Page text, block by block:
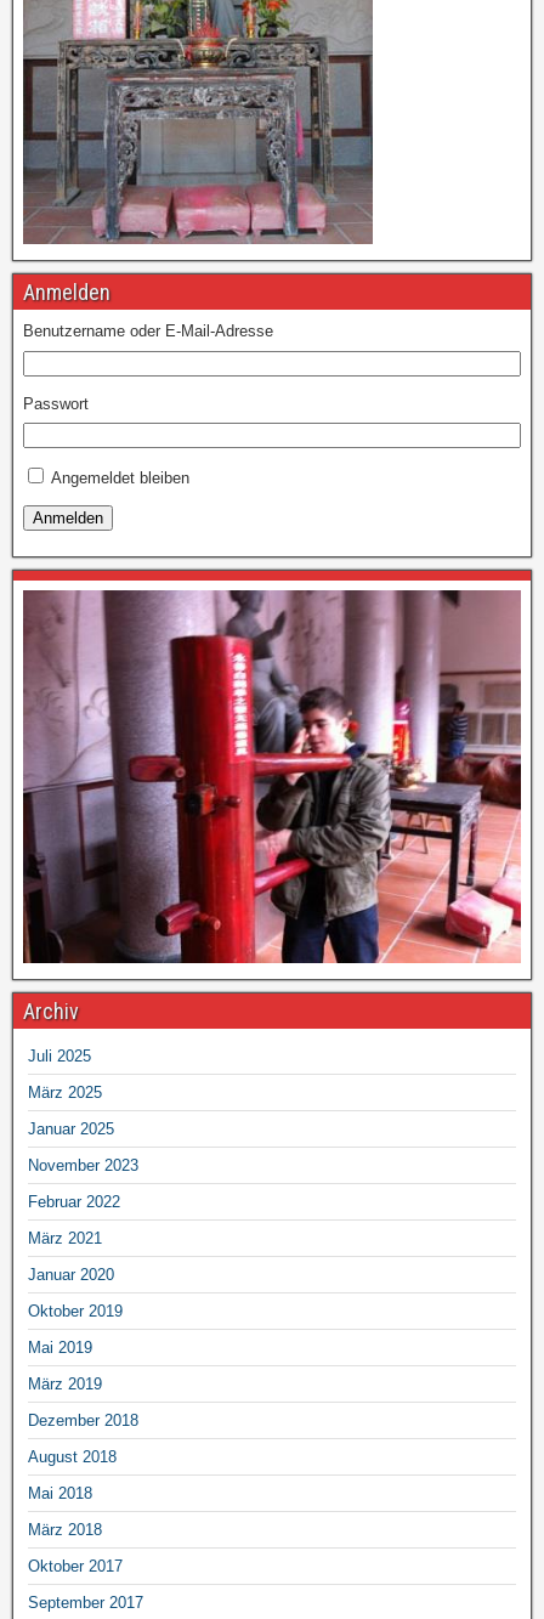
Anmelden
Benutzername oder E-Mail-Adresse
Passwort
Angemeldet bleiben
Anmelden
Archiv
Juli 2025
März 2025
Januar 2025
November 2023
Februar 2022
März 2021
Januar 2020
Oktober 2019
Mai 2019
März 2019
Dezember 2018
August 2018
Mai 2018
März 2018
Oktober 2017
September 2017